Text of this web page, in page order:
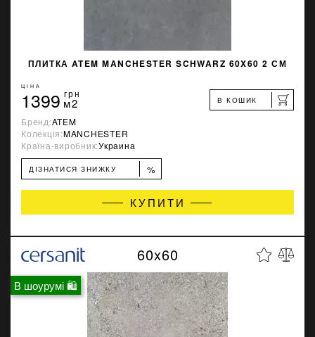
ПЛИТКА ATEM MANCHESTER SCHWARZ 60X60 2 СМ
ЦІНА
1399 грн
м2 В КОШИК
Бренд:ATEM
Колекція:MANCHESTER
Країна-виробник:Украина
ДІЗНАТИСЯ ЗНИЖКУ %
КУПИТИ
В шоурумі 🛍
60x60